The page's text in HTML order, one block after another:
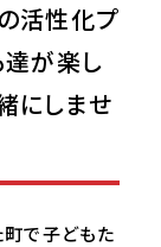
活性化プ
達が楽し
にしませ
で子どもた